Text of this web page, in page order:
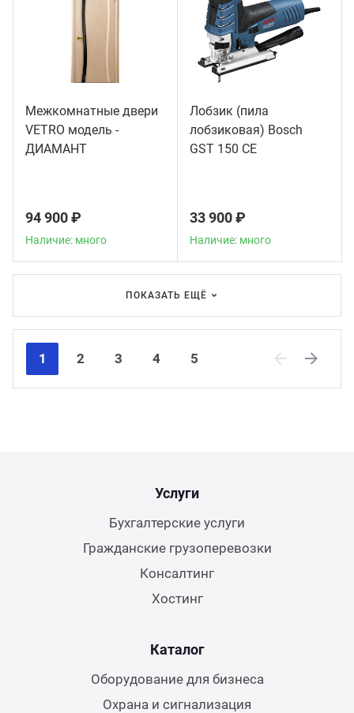
Межкомнатные двери
VETRO модель -
ДИАМАНТ
94 900 ₽
Наличие: много
Лобзик (пила
лобзиковая) Bosch
GST 150 CE
33 900 ₽
Наличие: много
ПОКАЗАТЬ ЕЩЁ
1 2 3 4
5
Услуги
Бухгалтерские услуги
Гражданские грузоперевозки
Консалтинг
Хостинг
Каталог
Оборудование для бизнеса
Охрана и сигнализация